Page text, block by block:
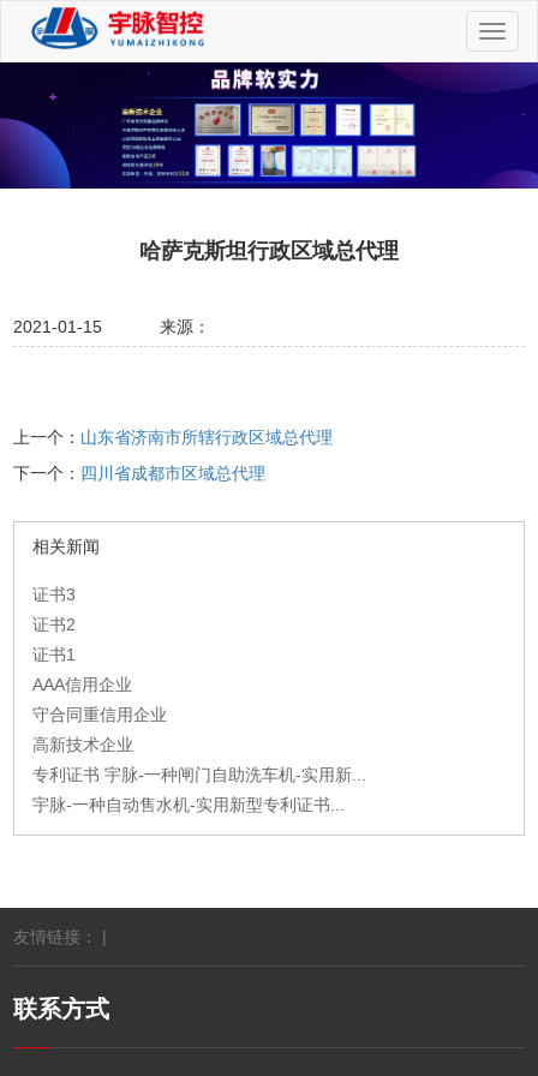
切
换
哈萨克斯坦行政区域总代理
2021-01-15 来源：
上一个： 山东省济南市所辖行政区域总代理
下一个： 四川省成都市区域总代理
相关新闻
证书3
证书2
证书1
AAA信用企业
守合同重信用企业
高新技术企业
专利证书 宇脉-一种闸门自助洗车机-实用新...
宇脉-一种自动售水机-实用新型专利证书...
友情链接： |
联系方式